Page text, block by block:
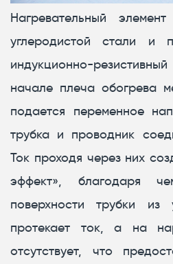
Нагревательный
углеродистой стали и
индукционно-
начале плеча обогрева
подается переменное
трубка и проводник
Ток проходя через них
эффект», благодаря
поверхности трубки из
протекает ток, а на
отсутствует, что